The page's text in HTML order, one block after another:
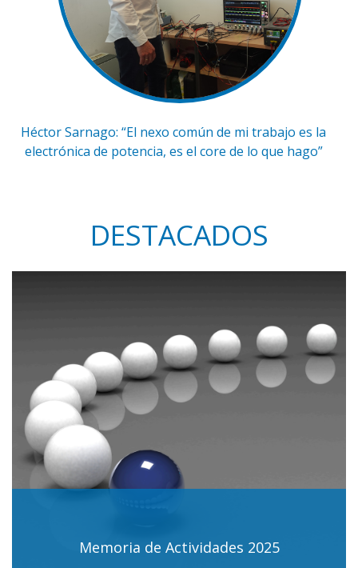
Héctor Sarnago: “El nexo común de mi trabajo es la
electrónica de potencia, es el core de lo que hago”
DESTACADOS
Memoria de Actividades 2025